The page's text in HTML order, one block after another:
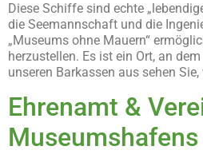
Diese Schiffe sind echte
die Seemannschaft und die
„Museums ohne Mauern“
herzustellen. Es ist ein Ort, an
unseren Barkassen aus sehen
Ehrenamt &
Museumshafens